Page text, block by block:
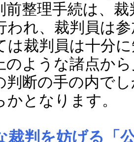
整理手続は、裁
われ、裁判員は
は裁判員は十分
ような諸点から
判断の手の内で
かとなります。
裁判を妨げる「